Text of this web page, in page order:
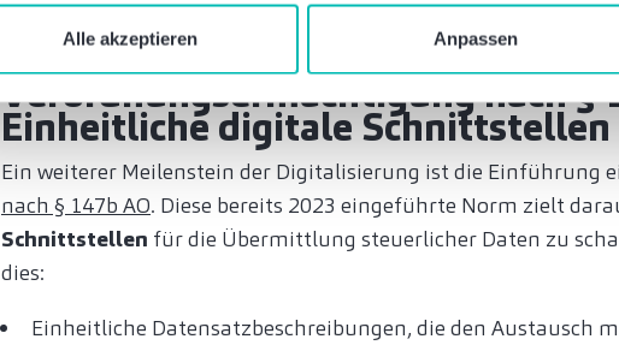
Anpassen
Alle akzeptieren
prüfen und gegebenenfalls mit der Finanzverwaltung
Verordnungsermächtigung nach §
Einheitliche digitale Schnittstellen
Ein weiterer Meilenstein der Digitalisierung ist die Einführung
nach § 147b AO. Diese bereits 2023 eingeführte Norm zielt
Schnittstellen für die Übermittlung steuerlicher Daten zu
dies:
Einheitliche Datensatzbeschreibungen, die den Austausch